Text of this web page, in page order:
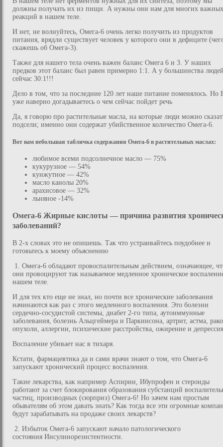
должны получать их из пищи. А нужны они нам для многих важных
реакций в нашем теле.
И нет, не волнуйтесь, Омега-6 очень легко получить из продуктов
питания, врядли существует человек у которого они в дефиците
скажешь об Омега-3).
Также для нашего тела очень важен баланс Омега 6 и 3. У наших
предков этот баланс был равен примерно 1:1. А у большинства
сейчас 30:1!!!
Дело в том, что за последние 120 лет наше питание поменялось. Но
уже наверно догадываетесь о чем сейчас пойдет речь
Да, я говорю про растительные масла, на которые люди можно
подсели; именно они содержат убийственное количество Омега-6.
Вот вам небольшая табличка содержания Омега-6 в растительных маслах:
любимое всеми подсолнечное масло — 75%
кукурузное — 54%
кунжутное — 42%
масло канолы 20%
арахисовое — 32%
льняное -14%
Омега-6 Жирные кислоты — причина развития
заболеваний?
В 2‑х словах это не опишешь. Так что устраивайтесь поудобнее и
готовьтесь к моему объяснению
1. Омега-6 обладают провоспалительным действием, означающее,
они провоцируют так называемое медленное хроническое
нашем теле.
И для тех кто еще не знал, но почти все хронические заболевания
начинаются как раз с этого медленного воспаления. Это болезни
сердечно-сосудистой системы, диабет 2‑го типа, аутоиммунные
заболевания, болезнь Альцгеймера и Паркинсона, артрит, астма,
опухоли, аллергии, психические расстройства, ожирение и
Воспаление убивает нас в тихаря.
Кстати, фармацевтика да и сами врачи знают о том, что Омега-6
запускают хронический процесс воспаления.
Такие лекарства, как например Аспирин, Ибупрофен и стероиды
работают за счет блокирования образования субстанций
частиц, производных (сюрприз) Омега-6! Но зачем нам простым
обывателям об этом давать знать? Как тогда все эти огромные
будут зарабатывать на продаже своих лекарств?
2. Избыток Омега-6 запускают начало патологического
состояния Инсулинорезистентности.